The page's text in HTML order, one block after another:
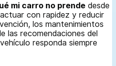
mi carro no prende desde
con rapidez y reducir
los mantenimientos
las recomendaciones del
responda siempre